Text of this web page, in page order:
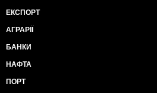
ЕКСПОРТ
АГРАРІЇ
БАНКИ
НАФТА
ПОРТ